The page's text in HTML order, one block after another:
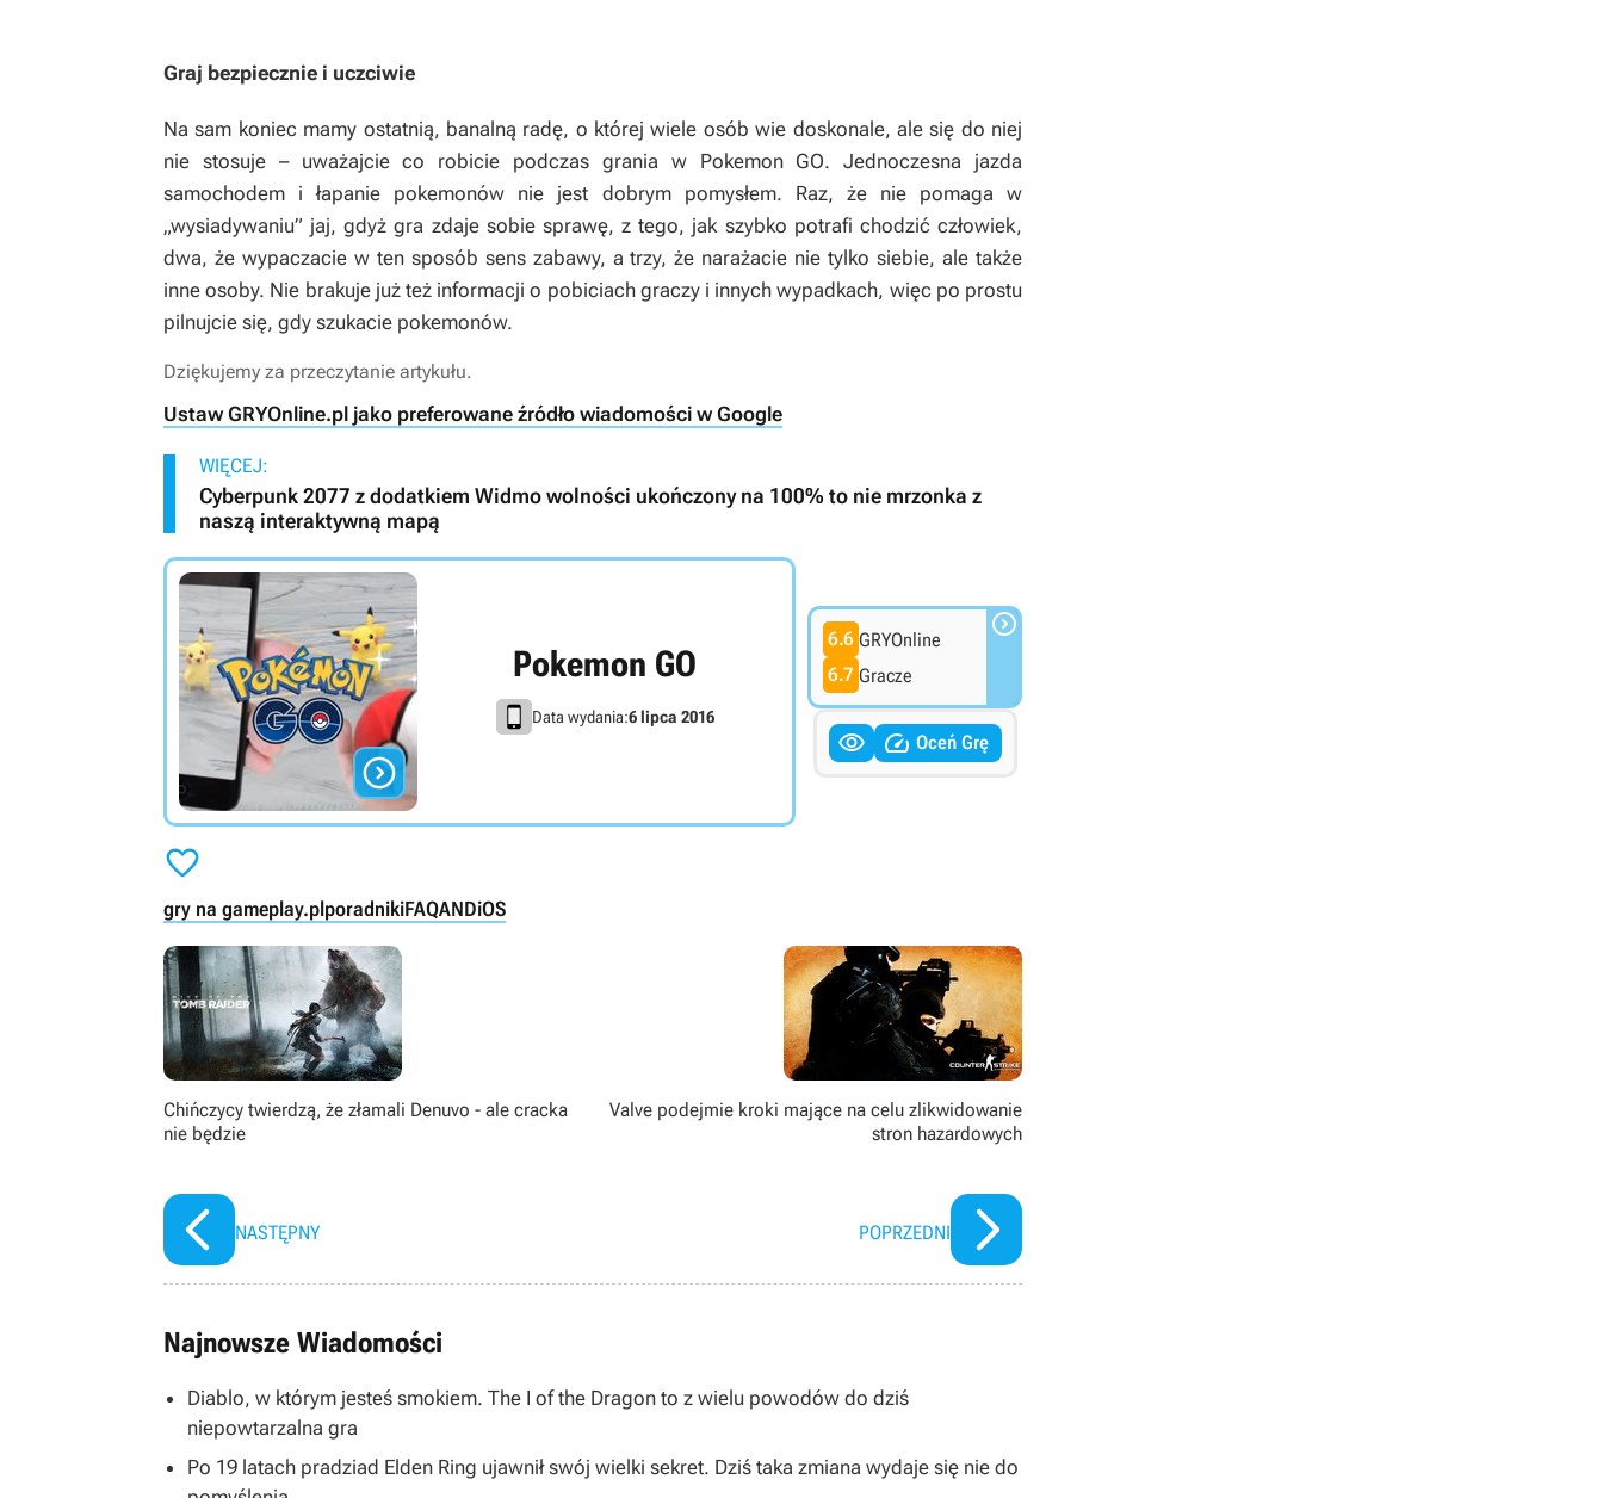
Graj bezpiecznie i uczciwie
Na sam koniec mamy ostatnią, banalną radę, o której wiele osób wie doskonale, ale się do niej
nie stosuje – uważajcie co robicie podczas grania w Pokemon GO. Jednoczesna jazda
samochodem i łapanie pokemonów nie jest dobrym pomysłem. Raz, że nie pomaga w
„wysiadywaniu” jaj, gdyż gra zdaje sobie sprawę, z tego, jak szybko potrafi chodzić człowiek,
dwa, że wypaczacie w ten sposób sens zabawy, a trzy, że narażacie nie tylko siebie, ale także
inne osoby. Nie brakuje już też informacji o pobiciach graczy i innych wypadkach, więc po prostu
pilnujcie się, gdy szukacie pokemonów.
Dziękujemy za przeczytanie artykułu.
Ustaw GRYOnline.pl jako preferowane źródło wiadomości w Google
WIĘCEJ:
Cyberpunk 2077 z dodatkiem Widmo wolności ukończony na 100% to nie mrzonka z
naszą interaktywną mapą

Pokemon GO
Data wydania:6 lipca 2016
6.6 GRYOnline
6.7 Gracze

  Oceń Grę

gry na gameplay.plporadnikiFAQANDiOS
Chińczycy twierdzą, że złamali Denuvo - ale cracka
nie będzie
NASTĘPNY
Valve podejmie kroki mające na celu zlikwidowanie
stron hazardowych
POPRZEDNI
Najnowsze Wiadomości
Diablo, w którym jesteś smokiem. The I of the Dragon to z wielu powodów do dziś
niepowtarzalna gra
Po 19 latach pradziad Elden Ring ujawnił swój wielki sekret. Dziś taka zmiana wydaje się nie do